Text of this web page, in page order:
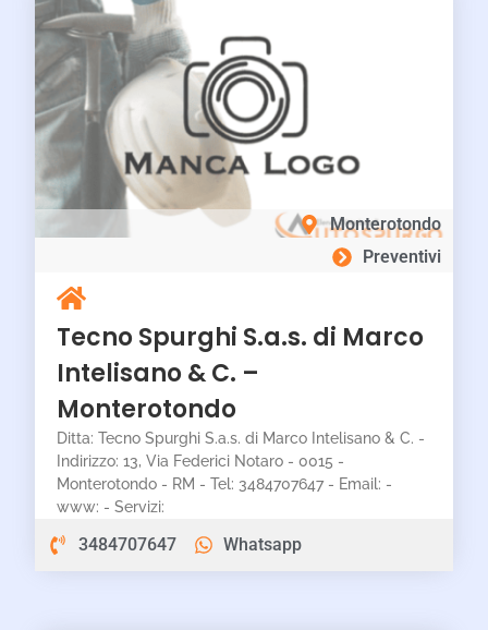
Monterotondo
Preventivi
Tecno Spurghi S.a.s. di Marco
Intelisano & C. –
Monterotondo
Ditta: Tecno Spurghi S.a.s. di Marco Intelisano & C. -
Indirizzo: 13, Via Federici Notaro - 0015 -
Monterotondo - RM - Tel: 3484707647 - Email: -
www: - Servizi:
3484707647 Whatsapp